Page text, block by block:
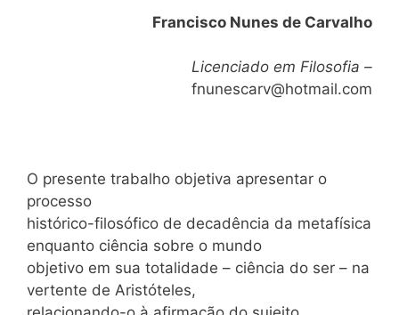
Francisco Nunes de Carvalho
Licenciado em Filosofia –
fnunescarv@hotmail.com
O presente trabalho objetiva apresentar o
processo
histórico-filosófico de decadência da metafísica
enquanto ciência sobre o mundo
objetivo em sua totalidade – ciência do ser – na
vertente de Aristóteles,